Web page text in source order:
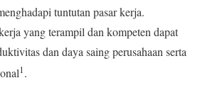
tuntutan pasar kerja.
yang terampil dan kompeten dapat
dan daya saing perusahaan serta
1.